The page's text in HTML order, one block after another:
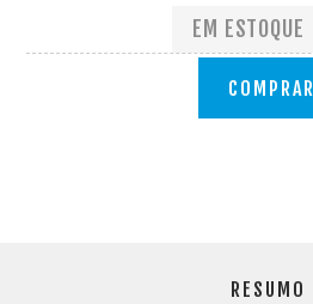
EM ESTOQUE
COMPRAR
RESUMO